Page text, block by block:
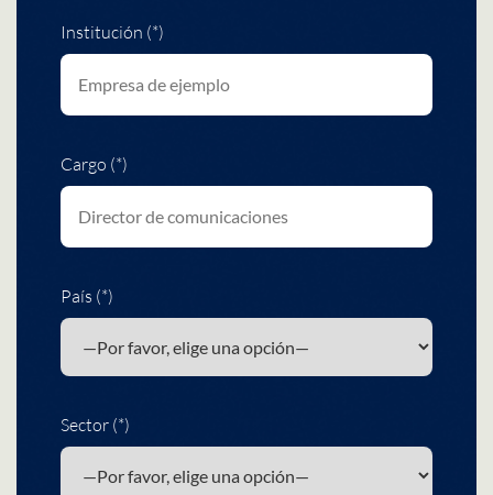
Institución (*)
Cargo (*)
País (*)
Sector (*)